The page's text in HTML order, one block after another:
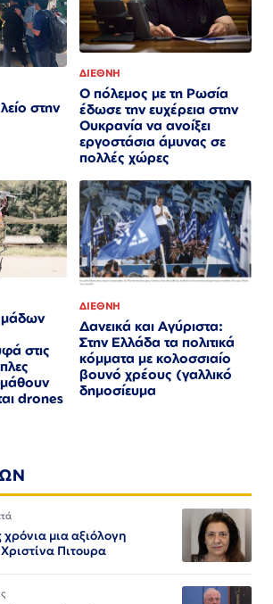
στην
ΔΙΕΘΝΗ
Ο πόλεμος με τη Ρωσία
έδωσε την ευχέρεια στην
Ουκρανία να ανοίξει
εργοστάσια άμυνας σε
πολλές χώρες
στις
μάθουν
drones
ΔΙΕΘΝΗ
Δανεικά και Αγύριστα:
Στην Ελλάδα τα πολιτικά
κόμματα με κολοσσιαίο
βουνό χρέους (γαλλικό
δημοσίευμα
μια αξιόλογη
Πιτουρα